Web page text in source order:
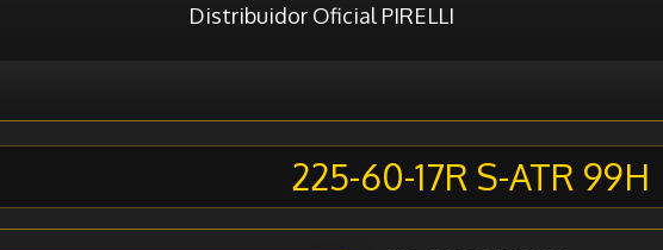
Distribuidor Oficial PIRELLI
225-60-17R S-ATR 99H